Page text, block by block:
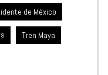
de México
Tren Maya